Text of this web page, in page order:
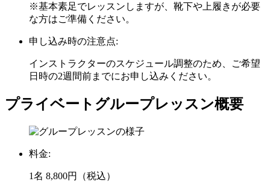
※基本素足でレッスンしますが、靴下や上履きが必要
な方はご準備ください。
申し込み時の注意点:
インストラクターのスケジュール調整のため、ご希望
日時の2週間前までにお申し込みください。
プライベートグループレッスン概要
料金:
1名 8,800円（税込）